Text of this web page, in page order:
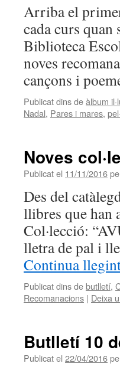
Arriba el
cada curs quan
Biblioteca
noves
cançons i
Publicat dins deàlbum
Nadal, Pares i mares,
Noves
Publicat el 11/11/2016
Des del
llibres que han
Col·lecció:
lletra de pal i
Continua
Publicat dins debutlletí,
Recomanacions | Deixa
Butlletí 10
Publicat el 22/04/2016